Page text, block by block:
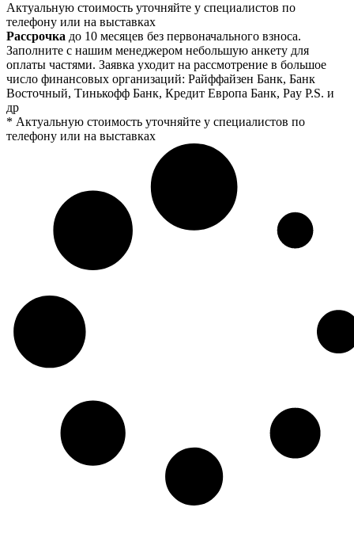
Актуальную стоимость уточняйте у специалистов по
телефону или на выставках
Рассрочка до 10 месяцев без первоначального взноса.
Заполните с нашим менеджером небольшую анкету для
оплаты частями. Заявка уходит на рассмотрение в большое
число финансовых организаций: Райффайзен Банк, Банк
Восточный, Тинькофф Банк, Кредит Европа Банк, Pay P.S. и
др
* Актуальную стоимость уточняйте у специалистов по
телефону или на выставках